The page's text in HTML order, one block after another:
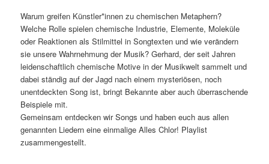
Warum greifen Künstler*innen zu chemischen Metaphern?
Welche Rolle spielen chemische Industrie, Elemente, Moleküle
oder Reaktionen als Stilmittel in Songtexten und wie verändern
sie unsere Wahrnehmung der Musik? Gerhard, der seit Jahren
leidenschaftlich chemische Motive in der Musikwelt sammelt und
dabei ständig auf der Jagd nach einem mysteriösen, noch
unentdeckten Song ist, bringt Bekannte aber auch überraschende
Beispiele mit.
Gemeinsam entdecken wir Songs und haben euch aus allen
genannten Liedern eine einmalige Alles Chlor! Playlist
zusammengestellt.